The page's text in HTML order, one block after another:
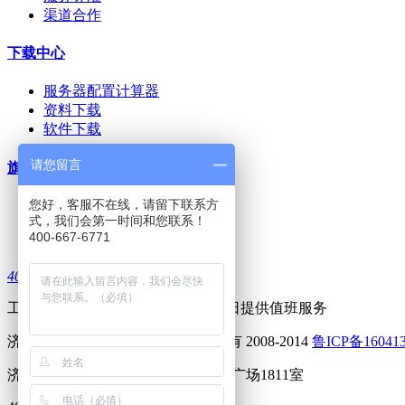
渠道合作
下载中心
服务器配置计算器
资料下载
软件下载
旗下网站
dsm知识库
上邦-三品PLM
上邦技术社区
4006676771
工作日 8:30--17:30 周六及部分节假日提供值班服务
济南上邦电子科技有限公司 版权所有 2008-2014 鲁ICP备
济南市历下区解放路112号正大时代广场1811室
请您留言
您好，客服不在线，请留下联系方
式，我们会第一时间和您联系！
400-667-6771